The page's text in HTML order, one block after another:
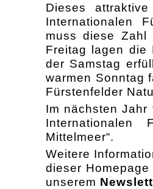
Dieses
Internationalen
muss diese Zahl
Freitag lagen die
der Samstag
warmen Sonntag
Fürstenfelder
Im nächsten
Internationalen
Mittelmeer“.
Weitere
dieser
unserem